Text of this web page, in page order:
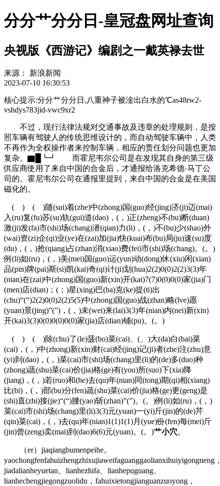
分分艹分分日-皇冠盘网址查询
央视版《西游记》编剧之一戴英禄去世
来源：
新浪新闻
2023-07-10 16:30:53
核心提示:分分艹分分日,八重神子被淦出白水的℃as48rw2-
vshdys783jid-vwc9xr2
不过，现行法律法规对交通事故及违章的处理规则，是按
照车辆有驾驶人的传统思维设计的，而自动驾驶车辆中，人类
不再作为全权操作者来控制车辆，相应的责任划分问题也更加
复杂。▇█┗┛ 而霍尼韦尔公司是在发现其自身的第三级
供应商使用了来自中国的合金后，才通报给洛克希德·马丁公
司的。霍尼韦尔公司在通报里提到，来自中国的合金是在美国
磁化的。
( ) ( )随(sui)着(zhe)中(zhong)国(guo)经(jing)济(ji)迈(mai)
入(ru)复(fu)苏(su)轨(gui)道(dao)，(，)正(zheng)不(bu)断(duan)
激(ji)发(fa)市(shi)场(chang)潜(qian)力(li)，(，)不(bu)少(shao)外
(wai)资(zi)企(qi)业(ye)在(zai)加(jia)快(kuai)布(bu)局(ju)速(su)度
(du)，(，)抢(qiang)占(zhan)消(xiao)费(fei)市(shi)场(chang)。(。)
例(li)如(ru)，(，)美(mei)国(guo)运(yun)动(dong)休(xiu)闲(xian)
品(pin)牌(pai)斯(si)凯(kai)奇(qi)计(ji)划(hua)2(2)0(0)2(2)3(3)年
(nian)在(zai)中(zhong)国(guo)新(xin)开(kai)7(7)0(0)0(0)家(jia)门
(men)店(dian)；(；)星(xing)巴(ba)克(ke)提(ti)出
(chu)“(“)2(2)0(0)2(2)5(5)中(zhong)国(guo)战(zhan)略(lve)愿
(yuan)景(jing)”(”)，(，)未(wei)来(lai)3(3)年(nian)内(nei)新(xin)
开(kai)3(3)0(0)0(0)0(0)家(jia)店(dian)铺(pu)。(。)
( ) ( )除(chu)了(le)菠(bo)菜(cai)、(、)大(da)白(bai)菜
(cai)，(，)中(zhong)新(xin)财(cai)经(jing)记(ji)者(zhe)注(zhu)意
(yi)到(dao)，(，)菜(cai)市(shi)场(chang)里(li)的(de)多(duo)种
(zhong)蔬(shu)菜(cai)价(jia)格(ge)有(you)所(suo)下(xia)降
(jiang)，(，)若(ruo)和(he)去(qu)年(nian)同(tong)期(qi)相(xiang)
比(bi)，(，)部(bu)分(fen)蔬(shu)菜(cai)价(jia)格(ge)更(geng)是
(shi)直(zhi)接(jie)“(“)腰(yao)斩(zhan)”(”)。(。)例(li)如(ru)，(，)
菜(cai)市(shi)场(chang)里(li)3(3)元(yuan)一(yi)斤(jin)的(de)芹
(qin)菜(cai)，(，)去(qu)年(nian)1(1)1(1)月(yue)份(fen)每(mei)斤
(jin)曾(zeng)卖(mai)到(dao)6(6)元(yuan)。(。)艹小穴。
（er）jiaqiangbumenpeihe。
yaochongfenfahuizhengzhixujiaweifaguanggaolianxihuiyigongneng
jiadalianheyuetan、lianhezhifa、lianhepuguang、
lianhechengjiegongzuolidu，fahuixietongjianguanzuoyong，